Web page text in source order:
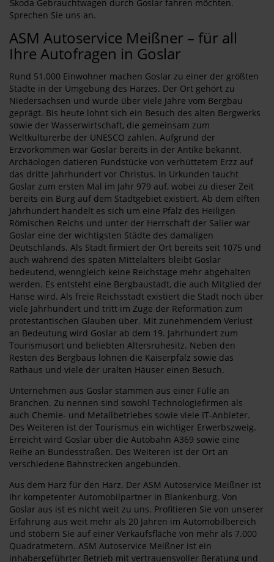
Škoda Gebrauchtwagen durch Goslar fahren möchten.
Sprechen Sie uns an.
ASM Autoservice Meißner – für all
Ihre Autofragen in Goslar
Rund 51.000 Einwohner machen Goslar zu einer der größten
Städte in der Umgebung des Harzes. Der Ort gehört zu
Niedersachsen und wurde über viele Jahre vom Bergbau
geprägt. Bis heute lohnt sich ein Besuch des alten Bergwerks
sowie der Wasserwirtschaft, die gemeinsam zum
Weltkulturerbe der UNESCO zählen. Aufgrund der
Erzvorkommen war Goslar bereits in der Antike bekannt.
Archäologen datieren Fundstücke von verhüttetem Erzz auf
das dritte Jahrhundert vor Christus. In Urkunden taucht
Goslar zum ersten Mal im Jahr 979 auf, wobei zu dieser Zeit
bereits ein Burg auf dem Stadtgebiet existiert. Ab dem elften
Jahrhundert handelt es sich um eine Pfalz des Heiligen
Römischen Reichs und unter der Herrschaft der Salier war
Goslar eine der wichtigsten Städte des damaligen
Deutschlands. Als Stadt firmiert der Ort bereits seit 1075 und
auch während des späten Mittelalters bleibt Goslar
bedeutend, wenngleich keine Reichstage mehr abgehalten
werden. Es entsteht eine Bergbaustadt, die auch Mitglied der
Hanse wird. Als freie Reichsstadt existiert die Stadt noch über
viele Jahrhundert und tritt im Zuge der Reformation zum
protestantischen Glauben über. Mit zunehmendem Verlust
an Bedeutung wird Goslar ab dem 19. Jahrhundert zum
Tourismusort und beliebten Altersruhesitz. Neben den
Resten des Bergbaus lohnen die Kaiserpfalz sowie das
Rathaus und viele der uralten Häuser einen Besuch.
Unternehmen aus Goslar stammen aus einer Fülle an
Branchen. Zu nennen sind sowohl Technologiefirmen als
auch Chemie- und Metallbetriebes sowie viele IT-Anbieter.
Des Weiteren ist der Tourismus ein wichtiger Erwerbszweig.
Erreicht wird Goslar über die Autobahn A369 sowie eine
Reihe an Bundesstraßen. Des Weiteren ist der Ort an
verschiedene Bahnstrecken angebunden.
Aus dem Harz für den Harz. Der ASM Autoservice Meißner ist
Ihr kompetenter Automobilpartner in Blankenburg. Von
Goslar aus ist es nicht weit zu uns. Profitieren Sie von unserer
Erfahrung aus weit mehr als 20 Jahren im Automobilbereich
und stöbern Sie auf einer Verkaufsfläche von mehr als 7.000
Quadratmetern. ASM Autoservice Meißner ist ein
inhabergeführter Betrieb mit vertrauensvoller Beratung und